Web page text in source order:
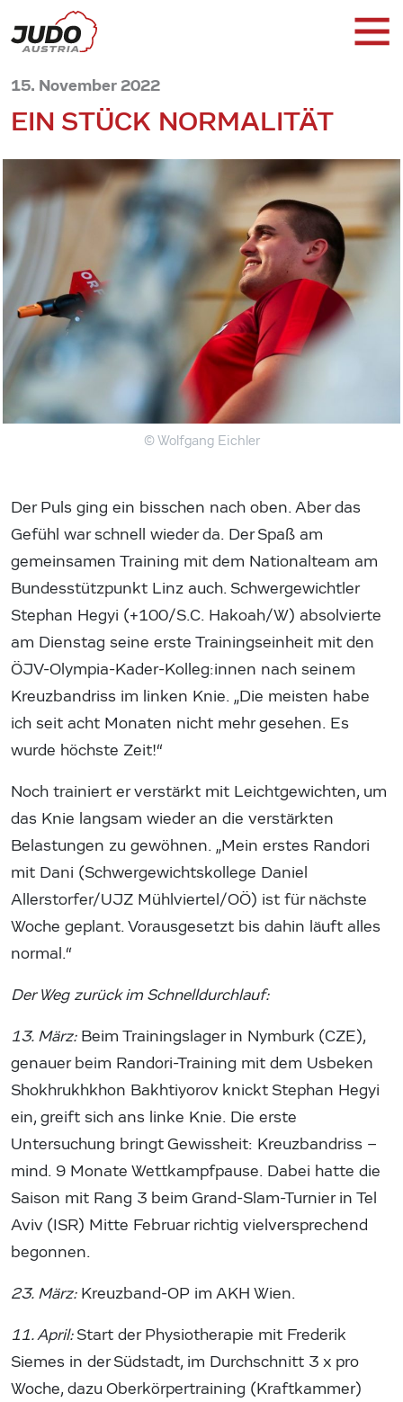
15. November 2022
EIN STÜCK NORMALITÄT
© Wolfgang Eichler
Der Puls ging ein bisschen nach oben. Aber das
Gefühl war schnell wieder da. Der Spaß am
gemeinsamen Training mit dem Nationalteam am
Bundesstützpunkt Linz auch. Schwergewichtler
Stephan Hegyi (+100/S.C. Hakoah/W) absolvierte
am Dienstag seine erste Trainingseinheit mit den
ÖJV-Olympia-Kader-Kolleg:innen nach seinem
Kreuzbandriss im linken Knie. „Die meisten habe
ich seit acht Monaten nicht mehr gesehen. Es
wurde höchste Zeit!“
Noch trainiert er verstärkt mit Leichtgewichten, um
das Knie langsam wieder an die verstärkten
Belastungen zu gewöhnen. „Mein erstes Randori
mit Dani (Schwergewichtskollege Daniel
Allerstorfer/UJZ Mühlviertel/OÖ) ist für nächste
Woche geplant. Vorausgesetzt bis dahin läuft alles
normal.“
Der Weg zurück im Schnelldurchlauf:
13. März: Beim Trainingslager in Nymburk (CZE),
genauer beim Randori-Training mit dem Usbeken
Shokhrukhkhon Bakhtiyorov knickt Stephan Hegyi
ein, greift sich ans linke Knie. Die erste
Untersuchung bringt Gewissheit: Kreuzbandriss –
mind. 9 Monate Wettkampfpause. Dabei hatte die
Saison mit Rang 3 beim Grand-Slam-Turnier in Tel
Aviv (ISR) Mitte Februar richtig vielversprechend
begonnen.
23. März:Kreuzband-OP im AKH Wien.
11. April:Start der Physiotherapie mit Frederik
Siemes in der Südstadt, im Durchschnitt 3 x pro
Woche, dazu Oberkörpertraining (Kraftkammer)